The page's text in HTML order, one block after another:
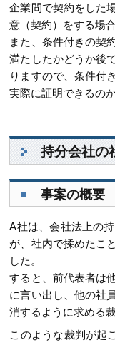
企業間で契約をした
意（契約）をする場
また、条件付きの契
満たしたかどうか後
りますので、条件付
実際に証明できるの
持分会社の
事案の概要
A社は、会社法上の
が、社内で揉めたこ
した。
すると、前代表者は
に言い出し、他の社
消するように求める
このような裁判が起